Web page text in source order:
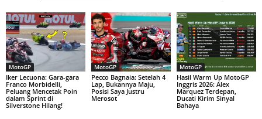
MotoGP
Iker Lecuona: Gara-gara
Franco Morbidelli,
Peluang Mencetak Poin
dalam Sprint di
Silverstone Hilang!
MotoGP
Pecco Bagnaia: Setelah 4
Lap, Bukannya Maju,
Posisi Saya Justru
Merosot
MotoGP
Hasil Warm Up MotoGP
Inggris 2026: Alex
Marquez Terdepan,
Ducati Kirim Sinyal
Bahaya